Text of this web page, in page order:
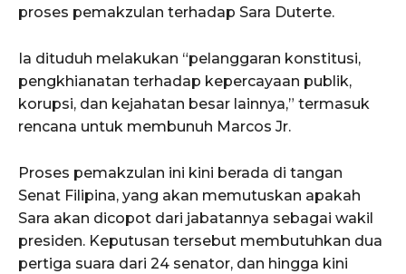
proses pemakzulan terhadap Sara Duterte.
Ia dituduh melakukan “pelanggaran konstitusi,
pengkhianatan terhadap kepercayaan publik,
korupsi, dan kejahatan besar lainnya,” termasuk
rencana untuk membunuh Marcos Jr.
Proses pemakzulan ini kini berada di tangan
Senat Filipina, yang akan memutuskan apakah
Sara akan dicopot dari jabatannya sebagai wakil
presiden. Keputusan tersebut membutuhkan dua
pertiga suara dari 24 senator, dan hingga kini